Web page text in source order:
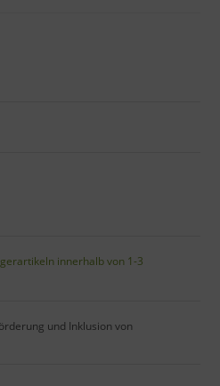
innerhalb von 1-3
und Inklusion von